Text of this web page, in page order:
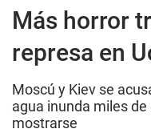
Más horror
represa en
Moscú y Kiev se
agua inunda miles
mostrarse